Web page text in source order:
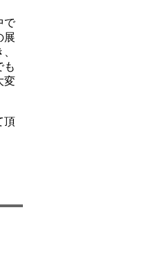
で
展
も
変
頂